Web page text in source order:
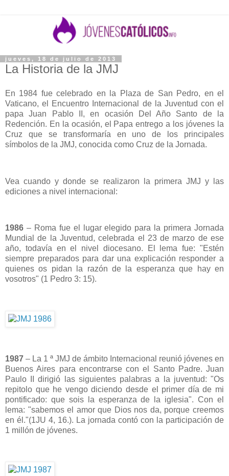
jueves, 18 de julio de 2013
La Historia de la JMJ
En 1984 fue celebrado en la Plaza de San Pedro, en el
Vaticano, el Encuentro Internacional de la Juventud con el
papa Juan Pablo II, en ocasión Del Año Santo de la
Redención. En la ocasión, el Papa entrego a los jóvenes la
Cruz que se transformaría en uno de los principales
símbolos de la JMJ, conocida como Cruz de la Jornada.
Vea cuando y donde se realizaron la primera JMJ y las
ediciones a nivel internacional:
1986 – Roma fue el lugar elegido para la primera Jornada
Mundial de la Juventud, celebrada el 23 de marzo de ese
año, todavía en el nivel diocesano. El lema fue: "Estén
siempre preparados para dar una explicación responder a
quienes os pidan la razón de la esperanza que hay en
vosotros" (1 Pedro 3: 15).
1987 – La 1 ª JMJ de ámbito Internacional reunió jóvenes en
Buenos Aires para encontrarse con el Santo Padre. Juan
Paulo II dirigió las siguientes palabras a la juventud: "Os
repitolo que he vengo diciendo desde el primer día de mi
pontificado: que sois la esperanza de la iglesia". Con el
lema: "sabemos el amor que Dios nos da, porque creemos
en él."(1JU 4, 16.). La jornada contó con la participación de
1 millón de jóvenes.